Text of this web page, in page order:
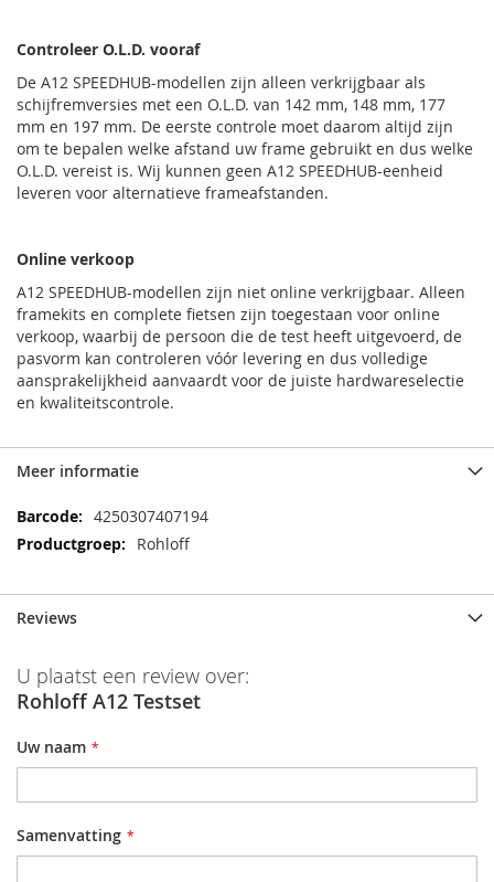
Controleer O.L.D. vooraf
De A12 SPEEDHUB-modellen zijn alleen verkrijgbaar als
schijfremversies met een O.L.D. van 142 mm, 148 mm, 177
mm en 197 mm. De eerste controle moet daarom altijd zijn
om te bepalen welke afstand uw frame gebruikt en dus welke
O.L.D. vereist is. Wij kunnen geen A12 SPEEDHUB-eenheid
leveren voor alternatieve frameafstanden.
Online verkoop
A12 SPEEDHUB-modellen zijn niet online verkrijgbaar. Alleen
framekits en complete fietsen zijn toegestaan ​​voor online
verkoop, waarbij de persoon die de test heeft uitgevoerd, de
pasvorm kan controleren vóór levering en dus volledige
aansprakelijkheid aanvaardt voor de juiste hardwareselectie
en kwaliteitscontrole.
Meer informatie
Meer
informatie
4250307407194
Rohloff
Reviews
U plaatst een review over:
Rohloff A12 Testset
Uw naam
Samenvatting